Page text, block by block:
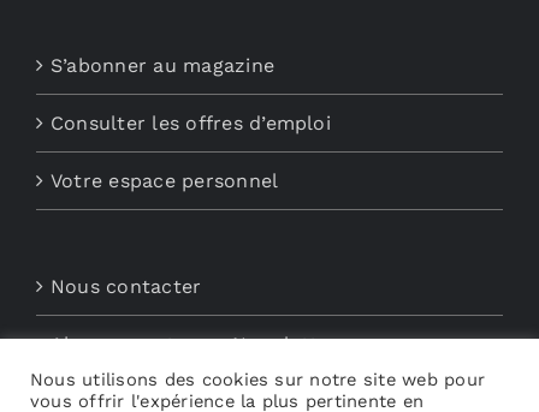
S’abonner au magazine
Consulter les offres d’emploi
Votre espace personnel
Nous contacter
Abonnements aux Newsletters
Découvrez My Audio
Nous utilisons des cookies sur notre site web pour
vous offrir l'expérience la plus pertinente en